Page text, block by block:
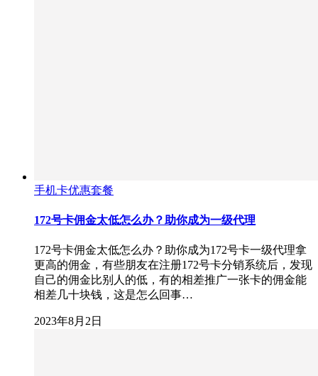
手机卡优惠套餐
172号卡佣金太低怎么办？助你成为一级代理
172号卡佣金太低怎么办？助你成为172号卡一级代理拿
更高的佣金，有些朋友在注册172号卡分销系统后，发现
自己的佣金比别人的低，有的相差推广一张卡的佣金能
相差几十块钱，这是怎么回事…
2023年8月2日